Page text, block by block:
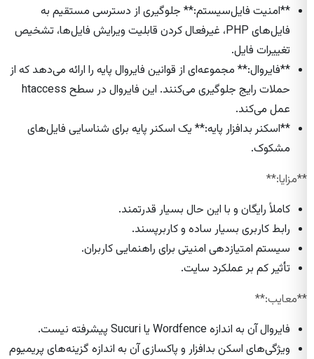
**امنیت فایل‌سیستم:** جلوگیری از دسترسی مستقیم به
فایل‌های PHP، غیرفعال کردن قابلیت ویرایش فایل‌ها، تشخیص
تغییرات فایل.
**فایروال:** مجموعه‌ای از قوانین فایروال پایه را ارائه می‌دهد که از
حملات رایج جلوگیری می‌کنند. این فایروال در سطح htaccess
عمل می‌کند.
**اسکنر بدافزار پایه:** یک اسکنر پایه برای شناسایی فایل‌های
مشکوک.
**مزایا:**
کاملاً رایگان و با این حال بسیار قدرتمند.
رابط کاربری بسیار ساده و کاربرپسند.
سیستم امتیازدهی امنیتی برای راهنمایی کاربران.
تأثیر کم بر عملکرد سایت.
**معایب:**
فایروال آن به اندازه Wordfence یا Sucuri پیشرفته نیست.
ویژگی‌های اسکن بدافزار و پاکسازی آن به اندازه گزینه‌های پریمیوم